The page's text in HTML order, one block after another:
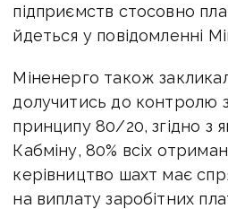
підприємств стосовно
йдеться у повідомленні
Міненерго також
долучитись до контролю
принципу 80/20, згідно з
Кабміну, 80% всіх
керівництво шахт має
на виплату заробітних